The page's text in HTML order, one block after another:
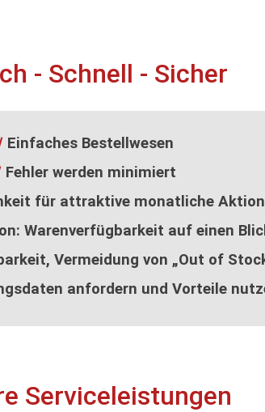
- Schnell - Sicher
Einfaches Bestellwesen
Fehler werden minimiert
für attraktive monatliche
Warenverfügbarkeit auf einen
Vermeidung von „Out of
anfordern und Vorteile
Serviceleistungen
Unser Paket-
Versand-